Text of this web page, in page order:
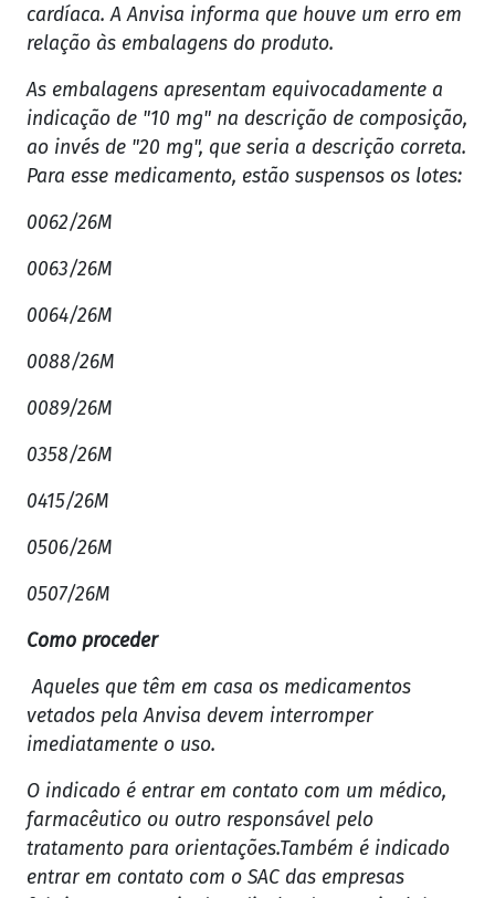
cardíaca. A Anvisa informa que houve um erro em
relação às embalagens do produto.
As embalagens apresentam equivocadamente a
indicação de "10 mg" na descrição de composição,
ao invés de "20 mg", que seria a descrição correta.
Para esse medicamento, estão suspensos os lotes:
0062/26M
0063/26M
0064/26M
0088/26M
0089/26M
0358/26M
0415/26M
0506/26M
0507/26M
Como proceder
Aqueles que têm em casa os medicamentos
vetados pela Anvisa devem interromper
imediatamente o uso.
O indicado é entrar em contato com um médico,
farmacêutico ou outro responsável pelo
tratamento para orientações.Também é indicado
entrar em contato com o SAC das empresas